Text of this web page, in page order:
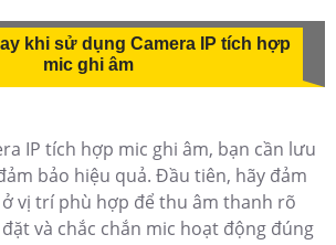
khi sử dụng Camera IP tích hợp
mic ghi âm
IP tích hợp mic ghi âm, bạn cần lưu
bảo hiệu quả. Đầu tiên, hãy đảm
vị trí phù hợp để thu âm thanh rõ
và chắc chắn mic hoạt động đúng